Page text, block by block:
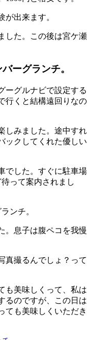
が出来ます。
した。この後は宮ケ瀬
ーグランチ。
ーグルナビで設定する
行くと結構遠回りなの
しみました。途中すれ
ックしてくれた優しい
でした。すぐに駐車場
って案内されまし
。息子は腹ペコを我慢
真撮るんでしょ？って
も美味しくって、私は
るのですが、この日は
ても美味しくいただき